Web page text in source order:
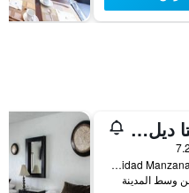
لا سييستا ديل باترون
Calle La Unidad Manzana 329, Lote 4, كويريتارو, ولاية كويريتارو, المكسيك